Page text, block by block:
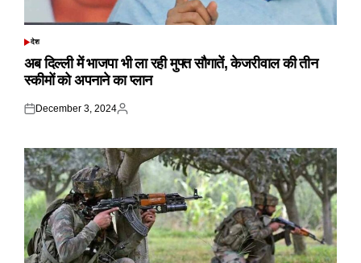
POSTED
देश
अब दिल्ली में भाजपा भी ला रही मुफ्त सौगातें, केजरीवाल की तीन
स्कीमों को अपनाने का प्लान
Posted
December 3, 2024
Posted